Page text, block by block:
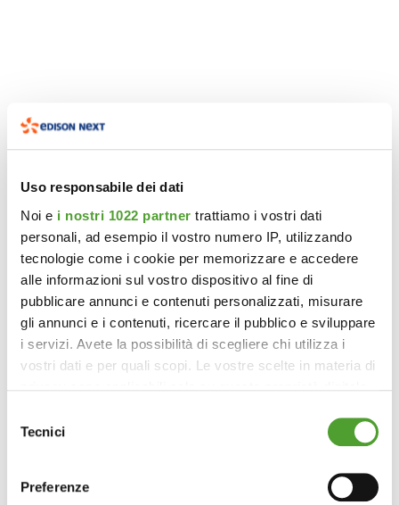
Uso responsabile dei dati
Noi e i nostri 1022 partner trattiamo i vostri dati
personali, ad esempio il vostro numero IP, utilizzando
tecnologie come i cookie per memorizzare e accedere
alle informazioni sul vostro dispositivo al fine di
pubblicare annunci e contenuti personalizzati, misurare
gli annunci e i contenuti, ricercare il pubblico e sviluppare
i servizi. Avete la possibilità di scegliere chi utilizza i
vostri dati e per quali scopi. Le vostre scelte in materia di
modificare o revocare il proprio consenso in qualsiasi
momento dalla Dichiarazione sui cookie o facendo clic
delTecnici
Preferenze